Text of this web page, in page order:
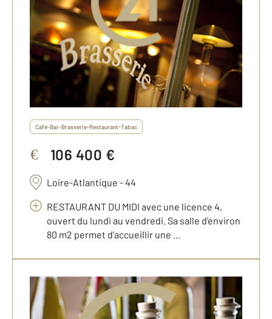
Café-Bar-Brasserie-Restaurant-Tabac
€ 106 400 €
Loire-Atlantique - 44
RESTAURANT DU MIDI avec une licence 4,
ouvert du lundi au vendredi. Sa salle d'environ
80 m2 permet d'accueillir une ...